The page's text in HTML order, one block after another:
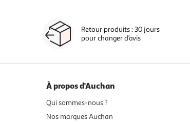
Retour produits : 30 jours
pour changer d’avis
À propos d'Auchan
Qui sommes-nous ?
Nos marques Auchan